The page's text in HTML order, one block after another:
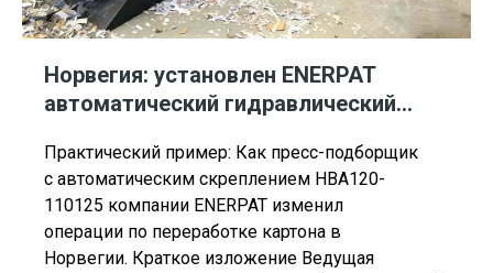
Норвегия: установлен ENERPAT
автоматический гидравлический
Практический пример: Как пресс-подборщик
с автоматическим скреплением HBA120-
110125 компании ENERPAT изменил
операции по переработке картона в
Норвегии. Краткое изложение Ведущая